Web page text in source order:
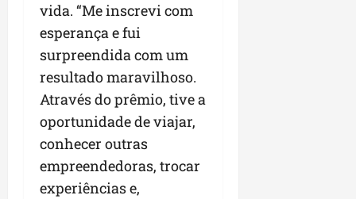
vida. “Me inscrevi com
esperança e fui
surpreendida com um
resultado maravilhoso.
Através do prêmio, tive a
oportunidade de viajar,
conhecer outras
empreendedoras, trocar
experiências e,